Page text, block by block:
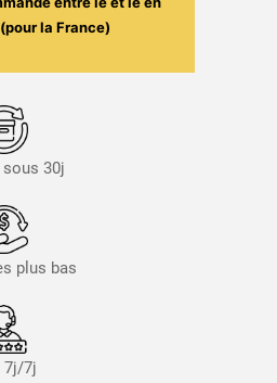
la France)
30j
plus bas
7j/7j